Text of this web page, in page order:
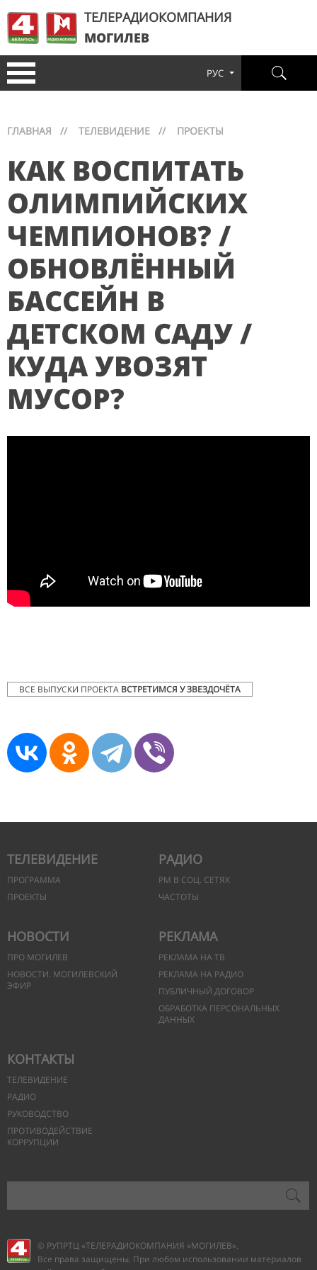
ТЕЛЕРАДИОКОМПАНИЯ
МОГИЛЕВ
РУС
ГЛАВНАЯ // ТЕЛЕВИДЕНИЕ // ПРОЕКТЫ
КАК ВОСПИТАТЬ
ОЛИМПИЙСКИХ
ЧЕМПИОНОВ? /
ОБНОВЛЁННЫЙ
БАССЕЙН В
ДЕТСКОМ САДУ /
КУДА УВОЗЯТ
МУСОР?
ВСЕ ВЫПУСКИ ПРОЕКТА ВСТРЕТИМСЯ У ЗВЕЗДОЧЁТА
ТЕЛЕВИДЕНИЕ
ПРОГРАММА
ПРОЕКТЫ
РАДИО
РМ В СОЦ. СЕТЯХ
ЧАСТОТЫ
НОВОСТИ
ПРО МОГИЛЕВ
НОВОСТИ. МОГИЛЕВСКИЙ
ЭФИР
РЕКЛАМА
РЕКЛАМА НА ТВ
РЕКЛАМА НА РАДИО
ПУБЛИЧНЫЙ ДОГОВОР
ОБРАБОТКА ПЕРСОНАЛЬНЫХ
ДАННЫХ
КОНТАКТЫ
ТЕЛЕВИДЕНИЕ
РАДИО
РУКОВОДСТВО
ПРОТИВОДЕЙСТВИЕ
КОРРУПЦИИ
© РУПРТЦ «ТЕЛЕРАДИОКОМПАНИЯ «МОГИЛЕВ».
Все права защищены. При любом использовании материалов